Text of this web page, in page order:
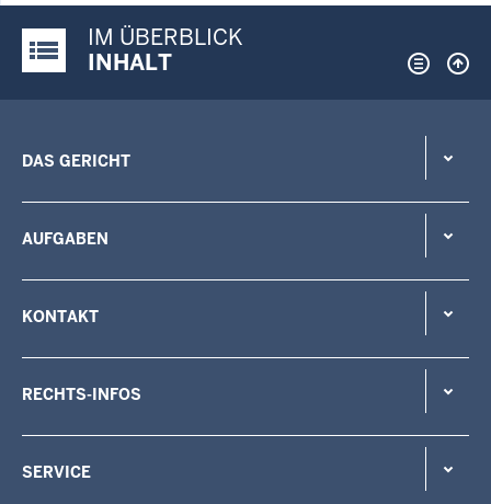
Justiz-Portal im Überblick:
IM ÜBERBLICK
INHALT
DAS GERICHT
AUFGABEN
KONTAKT
RECHTS-INFOS
SERVICE